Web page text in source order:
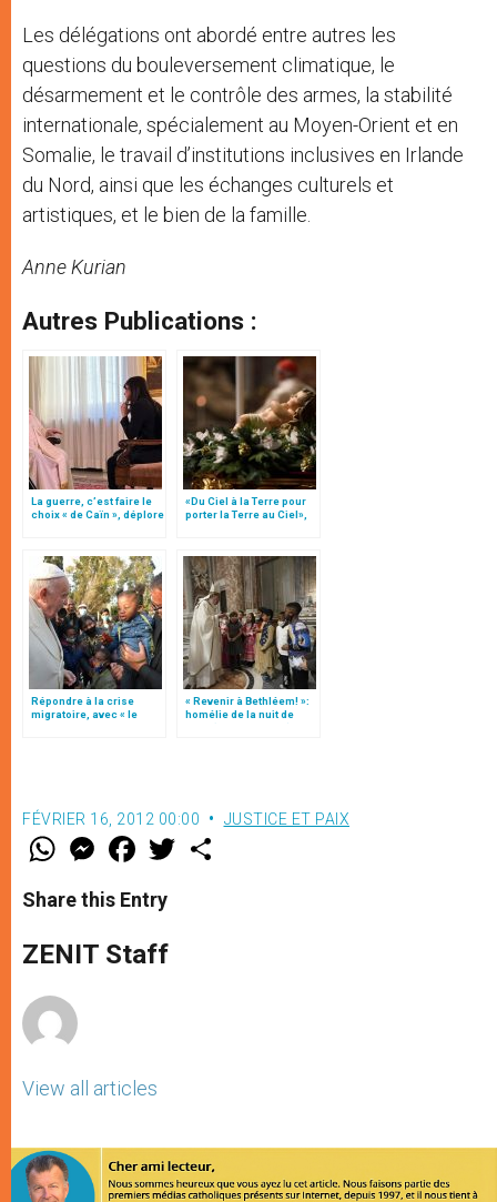
Les délégations ont abordé entre autres les
questions du bouleversement climatique, le
désarmement et le contrôle des armes, la stabilité
internationale, spécialement au Moyen-Orient et en
Somalie, le travail d’institutions inclusives en Irlande
du Nord, ainsi que les échanges culturels et
artistiques, et le bien de la famille.
Anne Kurian
Autres Publications :
La guerre, c’est faire le
choix « de Caïn », déplore
«Du Ciel à la Terre pour
porter la Terre au Ciel»,
Répondre à la crise
migratoire, avec « le
« Revenir à Bethléem! »:
homélie de la nuit de
Noël (texte complet)
FÉVRIER 16, 2012 00:00 JUSTICE ET PAIX
W
t
s
p
p
M
e
s
e
g
e
F
a
e
b
o
k
w
Share this Entry
ZENIT Staff
View all articles